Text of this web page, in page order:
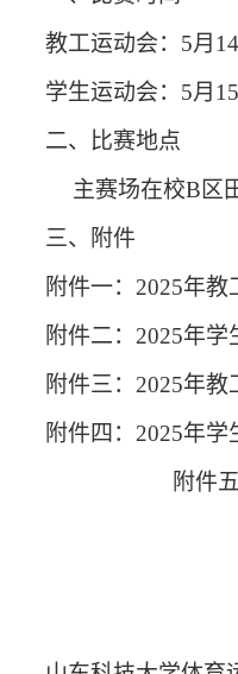
教工运动会： 5月
学生运动会： 5月
二、
比赛地点
主赛场在校B 区
三、附件
附件一： 2025年教
附件二： 2025年学
附件三： 2025年教
附件四： 2025年学
附件五